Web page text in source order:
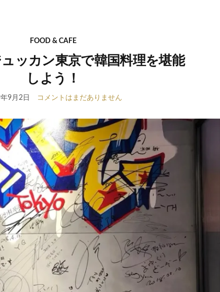
FOOD & CAFE
ッカン東京で韓国料理を堪能
しよう！
9月2日 コメントはまだありません